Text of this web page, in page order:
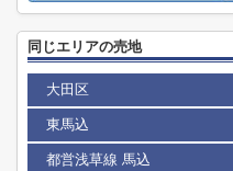
同じエリアの売地
大田区
東馬込
都営浅草線 馬込